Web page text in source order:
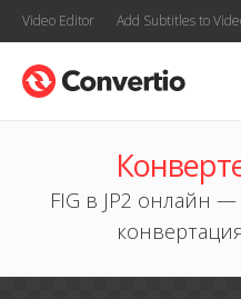
Video Editor Add Subtitles to
FIG в JP2 онлайн